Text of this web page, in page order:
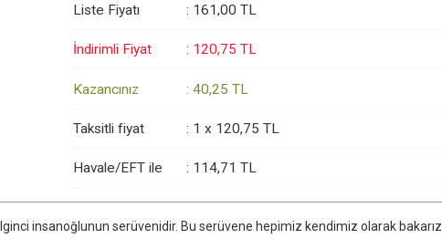
Liste Fiyatı : 161,00 TL
İndirimli Fiyat : 120,75 TL
Kazancınız : 40,25 TL
Taksitli fiyat : 1 x 120,75 TL
Havale/EFT ile : 114,71 TL
insanoğlunun serüvenidir. Bu serüvene hepimiz kendimiz olarak bakarız